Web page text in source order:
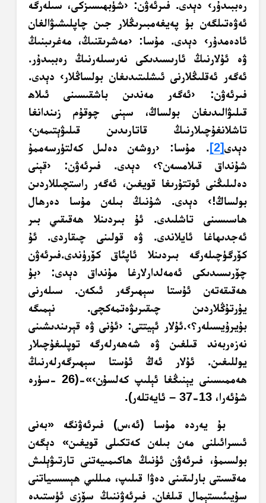
رەببىدۇر› دېدى. فىرئەۋن: ‹شۈبھىسىزكى، سىلەرگە
ئەۋەتىلگەن بۇ پەيغەمبىرىڭلار جىن چاپلىشىۋالغان
ئادەمدۇر› دېدى. مۇسا: ‹مەشرىقنىڭ، مەغرىبنىڭ
ۋە ئۇلارنىڭ ئارىسىدىكى نەرسىلەرنىڭ رەببىدۇر.
ئەگەر ئەقلىڭلارنى ئىشلىتىدىغان بولساڭلار› دېدى.
فىرئەۋن: ‹ئەگەر مەندىن باشقىسىنى ئىلاھ
قىلىۋالىدىغان بولساڭ، سېنى چوقۇم زىندانغا
تاشلانغۇچىلارنىڭ قاتارىدىن قىلىۋېتىمەن›
دېدى[2]
. مۇسا: ‹روشەن دەلىل كەلتۈرسەممۇ
شۇنداق قىلامسەن؟› دېدى. فىرئەۋن: ‹قېنى
دەلىلىڭنى ئوتتۇرىغا قويغىن، ئەگەر راستچىللاردىن
بولساڭ!› دېدى. شۇنىڭ بىلەن مۇسا دەرھال
ھاسىسىنى تاشلىدى. ئۇ بىردىنلا ھەقىقىي بىر
ئەجدىھاغا ئايلاندى. ۋە قولىنى چىقاردى. ئۇ
كۆرگۈچىلەرگە بىردىنلا ئاپئاق كۆرۈندى.فىرئەۋن
چۆرىسىدىكى ئەمەلدارلارغا مۇنداق دېدى: ‹بۇ
ھەقىقەتەن ئۇستا سېھىرگەر ئىكەن. سىلەرنى
يۇرتۇڭلاردىن چىقىرىۋەتمەكچى. نېمىگە
بۇيرۇيسىلەر؟›.ئۇلار ئېيتتى: ‹ئۇنى ۋە قېرىندىشىنى
نەزەربەند قىلغىن ۋە شەھەرلەرگە توپلىغۇچىلار
يوللىغىن. ئۇلار ئەڭ ئۇستا سېھىرگەرلەرنىڭ
ھەممىسىنى يېنىڭغا ئېلىپ كەلسۇن›»-(26 -سۈرە
شۇئەرا، 13-37 – ئايەتلەر).
بۇ يەردە مۇسا (ئە،س) فىرئەۋنگە «بەنى
ئىسرائىلنى مەن بىلەن كەتكىلى قويغىن» دېگەن
بولسىمۇ، فىرئەۋن ئۇنىڭ ھاكىمىيەتنى تارتىۋېلىش
مەقسىتى بارلىقىنى دەۋا قىلىپ، مىللىي ھېسسىياتنى
سۇيىئىستېمال قىلغان. فىرئەۋننىڭ سۆزى ئۈستىدە